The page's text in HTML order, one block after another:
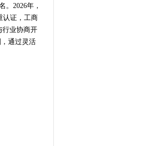
。2026年，
认证，工商
行业协商开
通过灵活